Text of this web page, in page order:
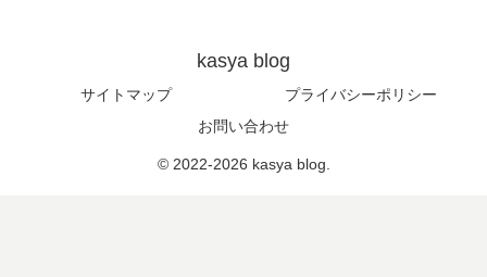
kasya blog
サイトマップ
プライバシーポリシー
お問い合わせ
© 2022-2026 kasya blog.